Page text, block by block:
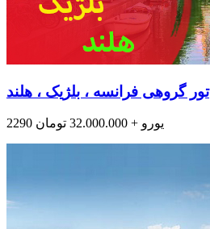
تور گروهی فرانسه ، بلژیک ، هلند
2290 یورو + 32.000.000 تومان